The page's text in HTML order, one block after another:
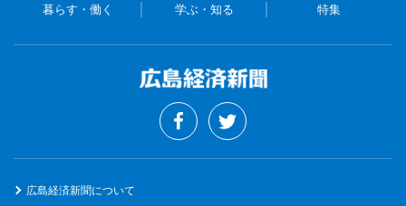
暮らす・働く 学ぶ・知る 特集
広島経済新聞について